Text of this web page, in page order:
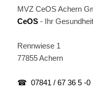
MVZ CeOS Achern
CeOS- Ihr
Rennwiese 1
77855 Achern
☎ 07841 / 67 36 5 -0